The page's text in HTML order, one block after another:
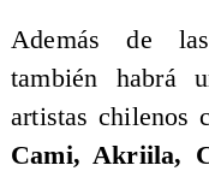
Además de
también habrá
artistas chilenos
Cami, Akriila,